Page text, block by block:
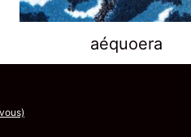
aéquoera